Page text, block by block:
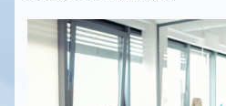
Termine
Kontakt